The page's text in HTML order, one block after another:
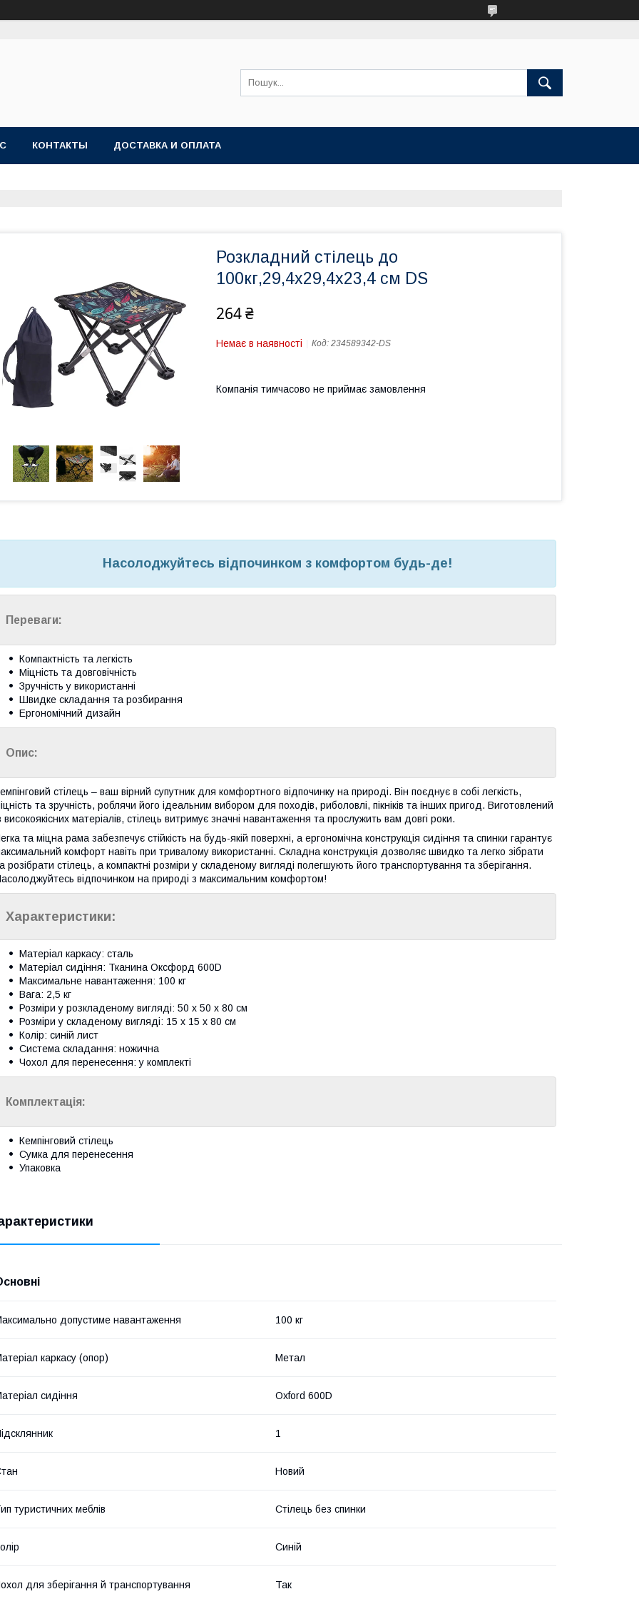
КОНТАКТЫ ДОСТАВКА И ОПЛАТА
Розкладний стілець до
100кг,29,4х29,4х23,4 см DS
264 ₴
Немає в наявності Код: 234589342-DS
Компанія тимчасово не приймає замовлення
Насолоджуйтесь відпочинком з комфортом будь-де!
Переваги:
Компактність та легкість
Міцність та довговічність
Зручність у використанні
Швидке складання та розбирання
Ергономічний дизайн
Опис:
стілець – ваш вірний супутник для комфортного відпочинку на природі. Він поєднує в собі легкість,
та зручність, роблячи його ідеальним вибором для походів, риболовлі, пікніків та інших пригод. Виготовлений
високоякісних матеріалів, стілець витримує значні навантаження та прослужить вам довгі роки.
та міцна рама забезпечує стійкість на будь-якій поверхні, а ергономічна конструкція сидіння та спинки гарантує
комфорт навіть при тривалому використанні. Складна конструкція дозволяє швидко та легко зібрати
розібрати стілець, а компактні розміри у складеному вигляді полегшують його транспортування та зберігання.
відпочинком на природі з максимальним комфортом!
Характеристики:
Матеріал каркасу: сталь
Матеріал сидіння: Тканина Оксфорд 600D
Максимальне навантаження: 100 кг
Вага: 2,5 кг
Розміри у розкладеному вигляді: 50 x 50 x 80 см
Розміри у складеному вигляді: 15 x 15 x 80 см
Колір: синій лист
Система складання: ножична
Чохол для перенесення: у комплекті
Комплектація:
Кемпінговий стілець
Сумка для перенесення
Упаковка
допустиме навантаження 100 кг
каркасу (опор) Метал
сидіння Oxford 600D
1
Новий
туристичних меблів Стілець без спинки
Синій
для зберігання й транспортування Так